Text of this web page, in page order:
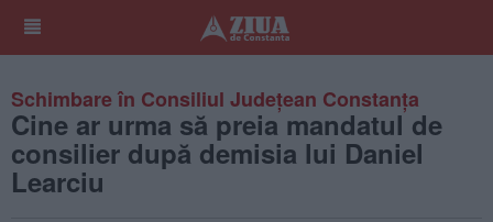
Schimbare în Consiliul Județean Constanța
Cine ar urma să preia mandatul de
consilier după demisia lui Daniel
Learciu